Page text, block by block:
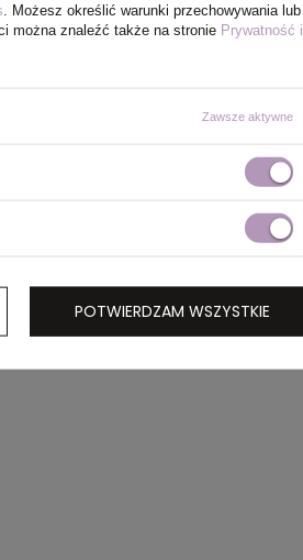
. Możesz określić warunki przechowywania lub
można znaleźć także na stronie Prywatność i
Zawsze aktywne
POTWIERDZAM WSZYSTKIE